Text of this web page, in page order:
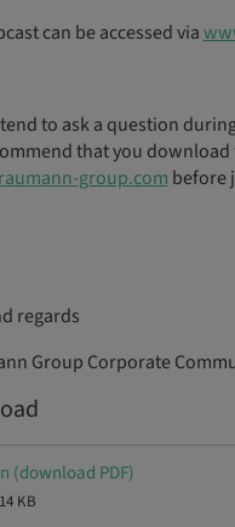
can be accessed via
to ask a question
that you
group.com before
regards
Group Corporate
(download PDF)
KB